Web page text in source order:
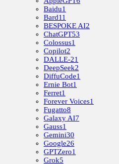
Baidu1
Bard11
BESPOKE AI2
ChatGPT53
Colossus1
Copilot2
DALLE-21
DeepSeek2
DiffuCode1
Ernie Bot1
Ferret1
Forever Voices1
Fugatto8
Galaxy AI7
Gauss1
Gemini30
Google26
GPTZero1
Grok5